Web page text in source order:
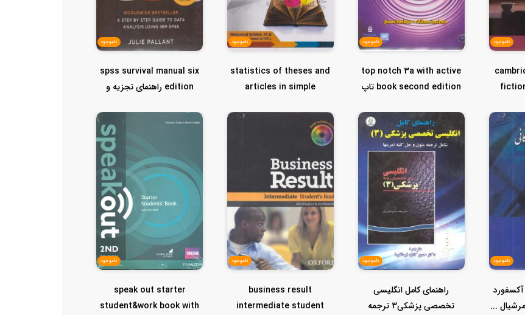
ناموجود ناموجود
top notch 3a with active
book second edition تاپ
ناموجود
statistics of theses and
articles in simple
ناموجود
spss survival manual six
edition راهنمای تجزیه و
ناموجود
آکسفورد
...
ناموجود
راهنمای کامل انگلیسی
تخصصی پزشکی3 ترجمه
ناموجود
business result
intermediate student
ناموجود
speak out starter
student&work book with